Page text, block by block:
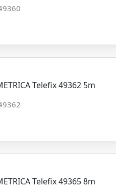
Telefix 49362 5m
Telefix 49365 8m